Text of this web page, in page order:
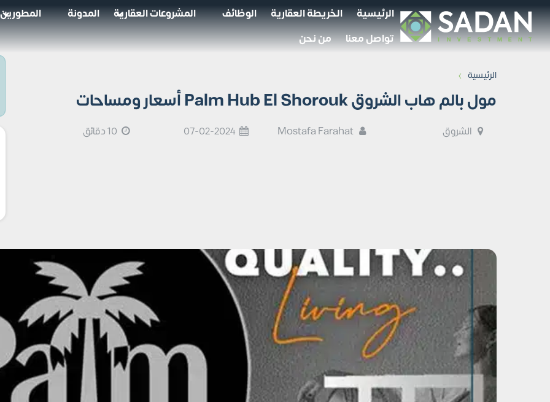
الرئيسية الخريطة العقارية الوظائف المشروعات العقارية المدونة
المطورين
تواصل معنا
من نحن
الرئيسية ›
مول بالم هاب الشروق Palm Hub El Shorouk أسعار ومساحات
الشروق 07-02-2024